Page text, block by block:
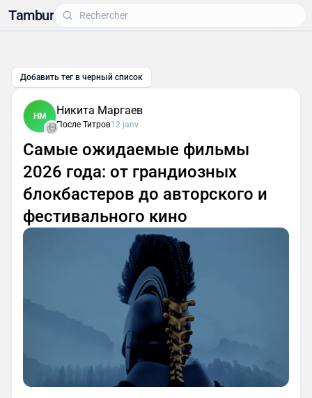
Tambur
Добавить тег в черный список
НМ Никита Маргаев
После Титров12 janv
Самые ожидаемые фильмы
2026 года: от грандиозных
блокбастеров до авторского и
фестивального кино